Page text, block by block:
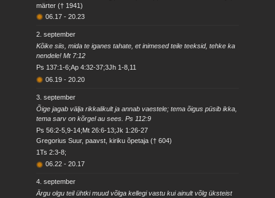
märter († 1941)
06.17 - 20.23
2. september
Kõike siis, mida te iganes tahate, et inimesed teile teeksid, tehke ka
nendele! Mt 7:12
Ps 137:1-6;Ap 4:32-37;3Jh 1-8,11
06.19 - 20.20
3. september
Õige jagab välja rikkalikult ja annab vaestele; tema õigus püsib ikka,
tema sarv on kõrgel au sees. Ps 112:9
Ps 56:2-5,9-14;Mt 26:6-13;Jk 1:26-27
Gregorius Suur, paavst, kiriku õpetaja († 604)
1Ts 2:3-8;
06.22 - 20.17
4. september
Ärgu olgu teil ühtki muud võlga kellegi vastu kui ainult võlg üksteist